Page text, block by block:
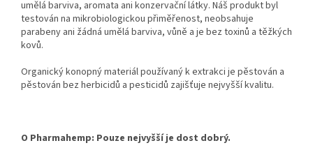
umělá barviva, aromata ani konzervační látky. Náš produkt byl
testován na mikrobiologickou přiměřenost, neobsahuje
parabeny ani žádná umělá barviva, vůně a je bez toxinů a těžkých
kovů.
Organický konopný materiál používaný k extrakci je pěstován a
pěstován bez herbicidů a pesticidů zajišťuje nejvyšší kvalitu.
O Pharmahemp: Pouze nejvyšší je dost dobrý.